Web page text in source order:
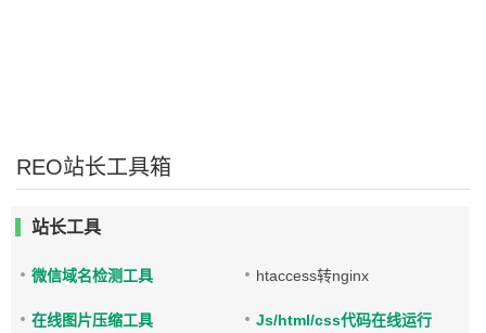
REO站长工具箱
站长工具
微信域名检测工具 htaccess转nginx
在线图片压缩工具 Js/html/css代码在线运行